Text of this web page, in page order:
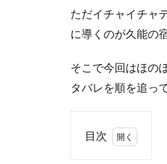
ただイチャイチャ
に導くのが久能の
そこで今回はほの
タバレを順を追っ
目次